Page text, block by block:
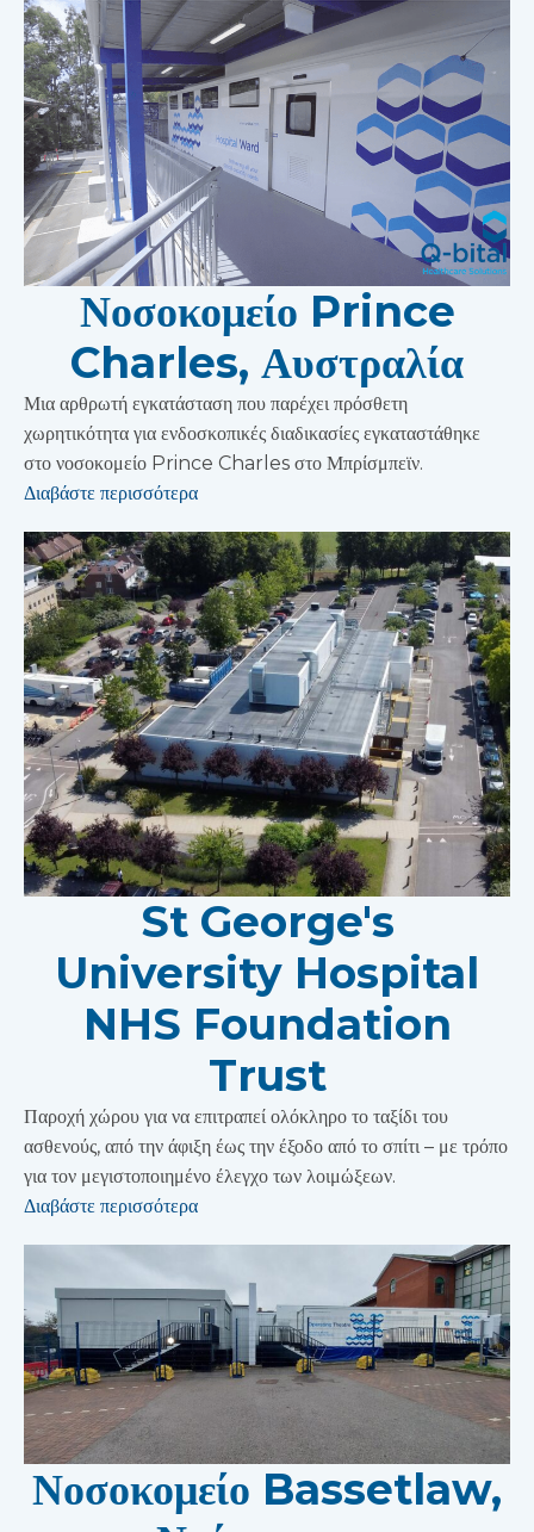
Νοσοκομείο Prince
Charles, Αυστραλία
Μια αρθρωτή εγκατάσταση που παρέχει πρόσθετη
χωρητικότητα για ενδοσκοπικές διαδικασίες εγκαταστάθηκε
στο νοσοκομείο Prince Charles στο Μπρίσμπεϊν.
Διαβάστε περισσότερα
St George's
University Hospital
NHS Foundation
Trust
Παροχή χώρου για να επιτραπεί ολόκληρο το ταξίδι του
ασθενούς, από την άφιξη έως την έξοδο από το σπίτι – με τρόπο
για τον μεγιστοποιημένο έλεγχο των λοιμώξεων.
Διαβάστε περισσότερα
Νοσοκομείο Bassetlaw,